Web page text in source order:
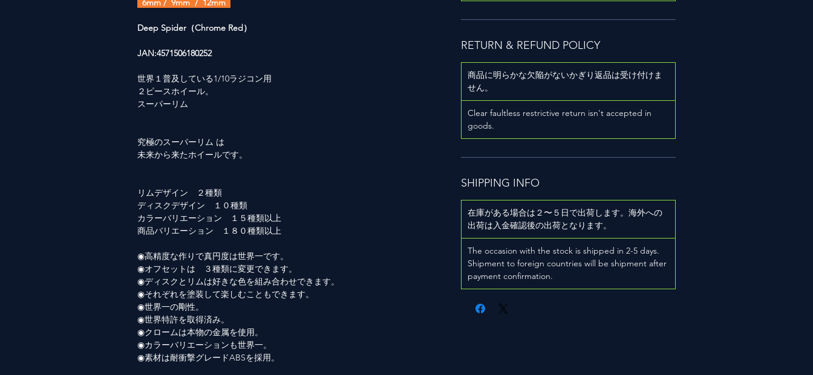
6mm / 9mm / 12mm
Deep Spider（Chrome Red）
JAN:4571506180252
世界１普及している1/10ラジコン用
２ピースホイール。
スーパーリム
究極のスーパーリム は
未来から来たホイールです。
リムデザイン ２種類
ディスクデザイン １０種類
カラーバリエーション １５種類以上
商品バリエーション １８０種類以上
◉高精度な作りで真円度は世界一です。
◉オフセットは ３種類に変更できます。
◉ディスクとリムは好きな色を組み合わせできます。
◉それぞれを塗装して楽しむこともできます。
◉世界一の剛性。
◉世界特許を取得済み。
◉クロームは本物の金属を使用。
◉カラーバリエーションも世界一。
◉素材は耐衝撃グレードABSを採用。
RETURN & REFUND POLICY
商品に明らかな欠陥がないかぎり返品は受け付けま
せん。
Clear faultless restrictive return isn't accepted in
goods.
SHIPPING INFO
在庫がある場合は２〜５日で出荷します。海外への
出荷は入金確認後の出荷となります。
The occasion with the stock is shipped in 2-5 days.
Shipment to foreign countries will be shipment after
payment confirmation.